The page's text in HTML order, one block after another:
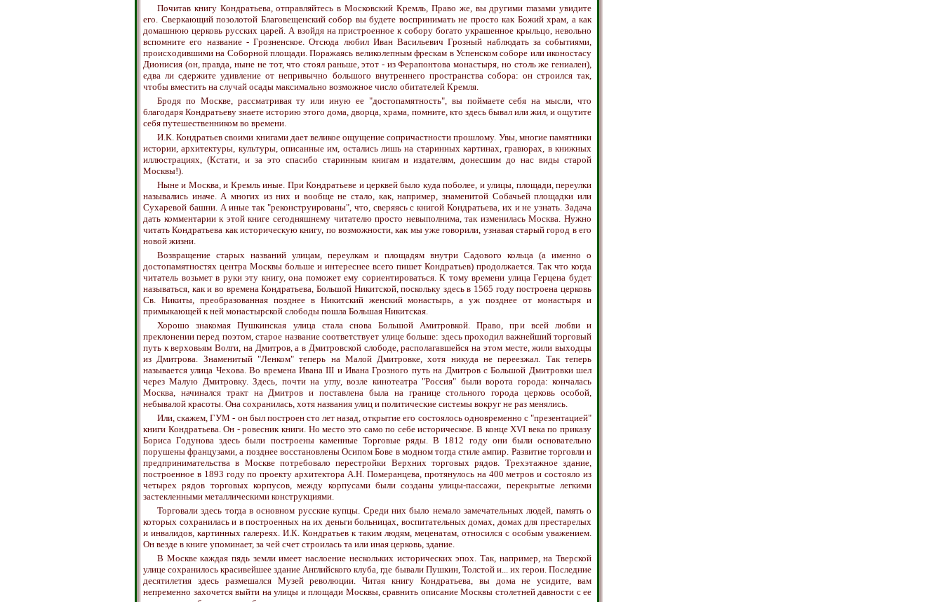
Почитав книгу Кондратьева, отправляйтесь в Московский Кремль, Право же, вы другими глазами увидите
его. Сверкающий позолотой Благовещенский собор вы будете воспринимать не просто как Божий храм, а как
домашнюю церковь русских царей. А взойдя на пристроенное к собору богато украшенное крыльцо, невольно
вспомните его название - Грозненское. Отсюда любил Иван Васильевич Грозный наблюдать за событиями,
происходившими на Соборной площади. Поражаясь великолепным фрескам в Успенском соборе или иконостасу
Дионисия (он, правда, ныне не тот, что стоял раньше, этот - из Ферапонтова монастыря, но столь же гениален),
едва ли сдержите удивление от непривычно большого внутреннего пространства собора: он строился так,
чтобы вместить на случай осады максимально возможное число обитателей Кремля.
Бродя по Москве, рассматривая ту или иную ее "достопамятность", вы поймаете себя на мысли, что
благодаря Кондратьеву знаете историю этого дома, дворца, храма, помните, кто здесь бывал или жил, и ощутите
себя путешественником во времени.
И.К. Кондратьев своими книгами дает великое ощущение сопричастности прошлому. Увы, многие памятники
истории, архитектуры, культуры, описанные им, остались лишь на старинных картинах, гравюрах, в книжных
иллюстрациях, (Кстати, и за это спасибо старинным книгам и издателям, донесшим до нас виды старой
Москвы!).
Ныне и Москва, и Кремль иные. При Кондратьеве и церквей было куда поболее, и улицы, площади, переулки
назывались иначе. А многих из них и вообще не стало, как, например, знаменитой Собачьей площадки или
Сухаревой башни. А иные так "реконструированы", что, сверяясь с книгой Кондратьева, их и не узнать. Задача
дать комментарии к этой книге сегодняшнему читателю просто невыполнима, так изменилась Москва. Нужно
читать Кондратьева как историческую книгу, по возможности, как мы уже говорили, узнавая старый город в его
новой жизни.
Возвращение старых названий улицам, переулкам и площадям внутри Садового кольца (а именно о
достопамятностях центра Москвы больше и интереснее всего пишет Кондратьев) продолжается. Так что когда
читатель возьмет в руки эту книгу, она поможет ему сориентироваться. К тому времени улица Герцена будет
называться, как и во времена Кондратьева, Большой Никитской, поскольку здесь в 1565 году построена церковь
Св. Никиты, преобразованная позднее в Никитский женский монастырь, а уж позднее от монастыря и
примыкающей к ней монастырской слободы пошла Большая Никитская.
Хорошо знакомая Пушкинская улица стала снова Большой Амитровкой. Право, при всей любви и
преклонении перед поэтом, старое название соответствует улице больше: здесь проходил важнейший торговый
путь к верховьям Волги, на Дмитров, а в Дмитровской слободе, располагавшейся на этом месте, жили выходцы
из Дмитрова. Знаменитый "Ленком" теперь на Малой Дмитровке, хотя никуда не переезжал. Так теперь
называется улица Чехова. Во времена Ивана III и Ивана Грозного путь на Дмитров с Большой Дмитровки шел
через Малую Дмитровку. Здесь, почти на углу, возле кинотеатра "Россия" были ворота города: кончалась
Москва, начинался тракт на Дмитров и поставлена была на границе стольного города церковь особой,
небывалой красоты. Она сохранилась, хотя названия улиц и политические системы вокруг не раз менялись.
Или, скажем, ГУМ - он был построен сто лет назад, открытие его состоялось одновременно с "презентацией"
книги Кондратьева. Он - ровесник книги. Но место это само по себе историческое. В конце XVI века по приказу
Бориса Годунова здесь были построены каменные Торговые ряды. В 1812 году они были основательно
порушены французами, а позднее восстановлены Осипом Бове в модном тогда стиле ампир. Развитие торговли и
предпринимательства в Москве потребовало перестройки Верхних торговых рядов. Трехэтажное здание,
построенное в 1893 году по проекту архитектора А.Н. Померанцева, протянулось на 400 метров и состояло из
четырех рядов торговых корпусов, между корпусами были созданы улицы-пассажи, перекрытые легкими
застекленными металлическими конструкциями.
Торговали здесь тогда в основном русские купцы. Среди них было немало замечательных людей, память о
которых сохранилась и в построенных на их деньги больницах, воспитательных домах, домах для престарелых
и инвалидов, картинных галереях. И.К. Кондратьев к таким людям, меценатам, относился с особым уважением.
Он везде в книге упоминает, за чей счет строилась та или иная церковь, здание.
В Москве каждая пядь земли имеет наслоение нескольких исторических эпох. Так, например, на Тверской
улице сохранилось красивейшее здание Английского клуба, где бывали Пушкин, Толстой и... их герои. Последние
десятилетия здесь размешался Музей революции. Читая книгу Кондратьева, вы дома не усидите, вам
непременно захочется выйти на улицы и площади Москвы, сравнить описание Москвы столетней давности с ее